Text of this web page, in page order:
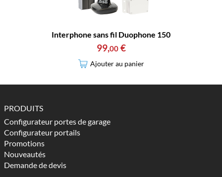
Interphone sans fil Duophone 150
99,00 €
Ajouter au panier
PRODUITS
Configurateur portes de garage
Configurateur portails
Promotions
Nouveautés
Demande de devis